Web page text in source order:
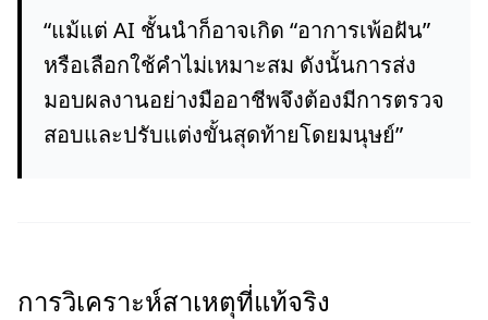
“แม้แต่ AI ชั้นนำก็อาจเกิด “อาการเพ้อฝัน”
หรือเลือกใช้คำไม่เหมาะสม ดังนั้นการส่ง
มอบผลงานอย่างมืออาชีพจึงต้องมีการตรวจ
สอบและปรับแต่งขั้นสุดท้ายโดยมนุษย์”
การวิเคราะห์สาเหตุที่แท้จริง